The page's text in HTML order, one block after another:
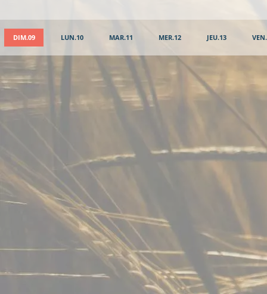
DIM.09 LUN.10 MAR.11 MER.12 JEU.13